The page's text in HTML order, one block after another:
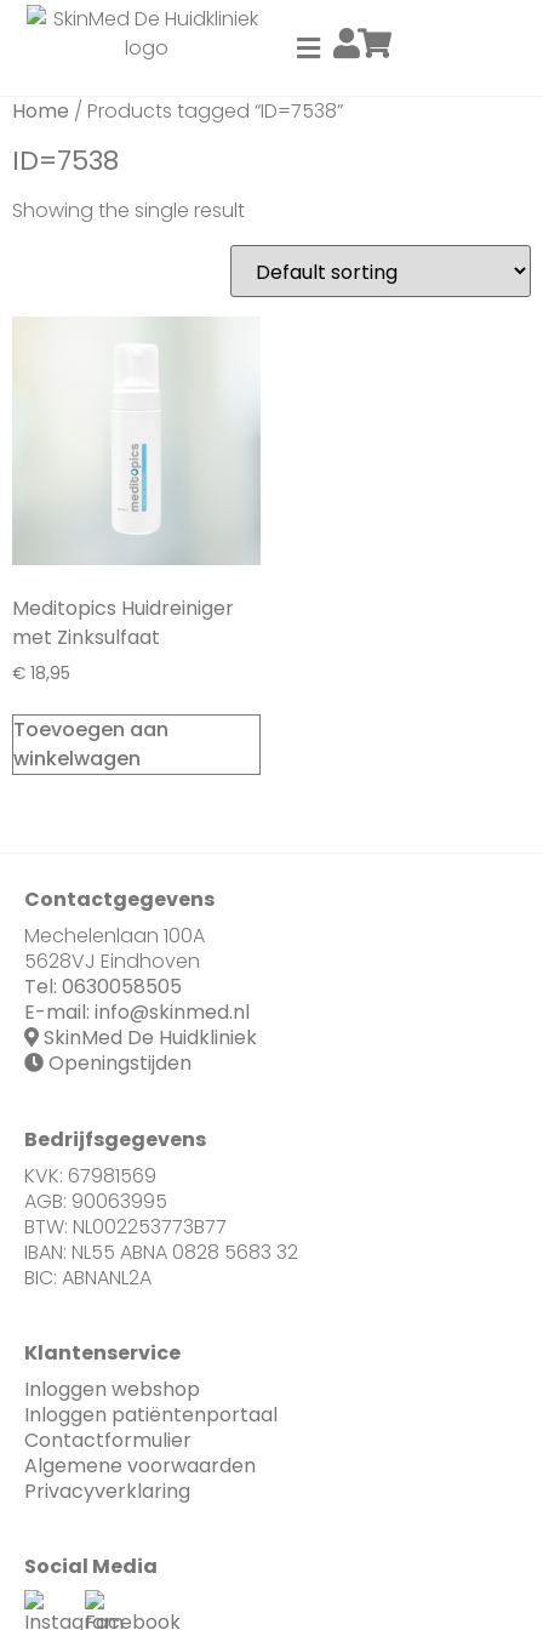
Home / Products tagged “ID=7538”
ID=7538
Showing the single result
Meditopics Huidreiniger
met Zinksulfaat
€ 18,95
Toevoegen aan
winkelwagen
Contactgegevens
Mechelenlaan 100A
5628VJ Eindhoven
Tel: 0630058505
E-mail: info@skinmed.nl
SkinMed De Huidkliniek
Openingstijden
Bedrijfsgegevens
KVK: 67981569
AGB: 90063995
BTW: NL002253773B77
IBAN: NL55 ABNA 0828 5683 32
BIC: ABNANL2A
Klantenservice
Inloggen webshop
Inloggen patiëntenportaal
Contactformulier
Algemene voorwaarden
Privacyverklaring
Social Media